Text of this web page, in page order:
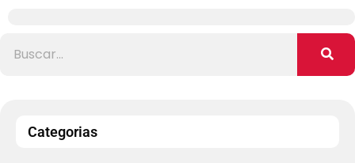
Categorias